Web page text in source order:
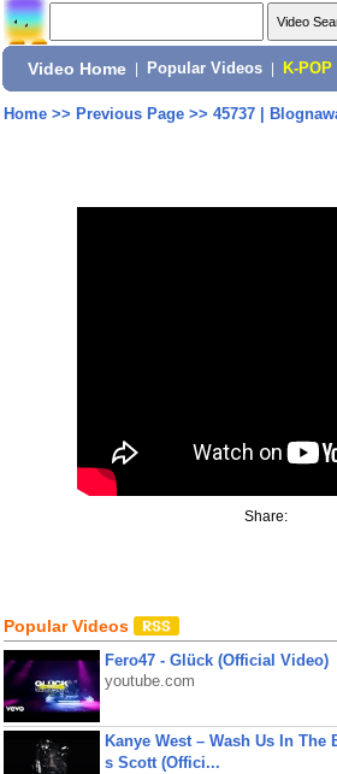
Video Home Popular Videos K-POP
Home>> Previous Page>> 45737 |
Share:
Popular Videos
Fero47 - Glück (Official Video)
youtube.com
Kanye West – Wash Us In The
s Scott (Offici...